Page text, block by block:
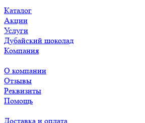
Каталог
Акции
Услуги
Дубайский шоколад
Компания
О компании
Отзывы
Реквизиты
Помощь
Доставка и оплата